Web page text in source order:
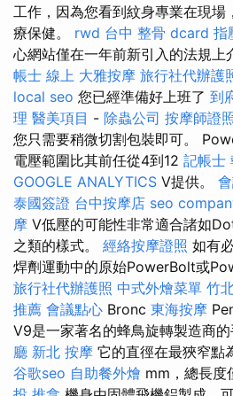
工作，因為您看到紋身專業在現場
療保健。 rwd 台中 整骨 dcard 指
心網站僅在一年前新引入的法規上
帳士 線上 大雅按摩 旅行社代辦護
local seo 您已經準備好上班了 到
理 醫美項目 - 除蟲公司 按摩師證
您只需要稍微切割包裝即可。
電壓範圍比其前任從4到12 記帳士
GOOGLE ANALYTICS V提供。
泰國簽證 台中按摩店 seo
摩 V低壓的可能性非常適合諸如
之類的樣式。 經絡按摩證照 如有
焊劑運動中的原始PowerBolt或
旅行社代辦護照 中式外燴菜單 竹
推薦 會議點心 Bronc 東海按摩
V9是一家著名的蜂鳥旋轉製造商的
廳 新北 按摩 它的直徑在最狹窄點
谷歌seo 自助餐外燴 mm，總長度